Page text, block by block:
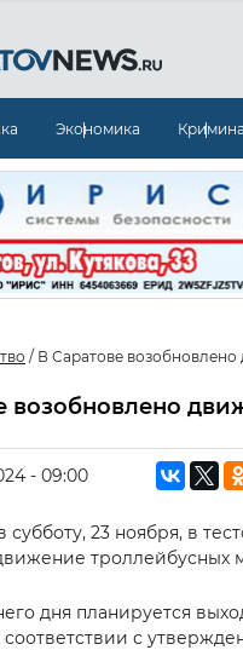
Экономика
/ В Саратове
возобновлено
- 09:00
субботу, 23 ноября, в
дня планируется
с